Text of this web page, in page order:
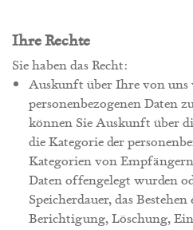
Ihre Rechte
Sie haben das Recht:
Auskunft über Ihre von uns
personenbezogenen Daten
können Sie Auskunft über
die Kategorie der
Kategorien von
Daten offengelegt wurden
Speicherdauer, das Bestehen
Berichtigung, Löschung,